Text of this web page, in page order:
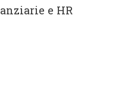
e HR